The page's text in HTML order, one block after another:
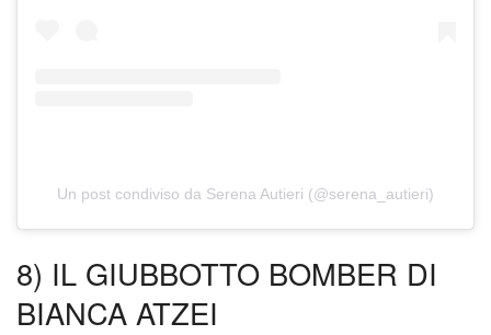
Un post condiviso da Serena Autieri (@serena_autieri)
8) IL GIUBBOTTO BOMBER DI
BIANCA ATZEI